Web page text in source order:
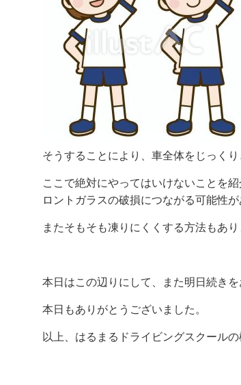
そうすることにより、車全体をじっく
ここで絶対にやってはいけないことを
ロントガラスの破損につながる可能性
またそもそも凍りにくくする方法もあ
本日はこの辺りにして、また明日続きを
本日もありがとうございました。
以上、はるまるドライビングスクールの